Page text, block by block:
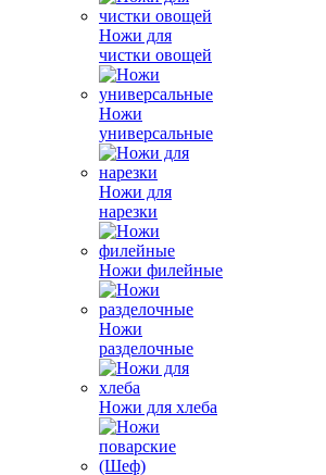
Ножи для
чистки овощей
Ножи
универсальные
Ножи для
нарезки
Ножи филейные
Ножи
разделочные
Ножи для хлеба